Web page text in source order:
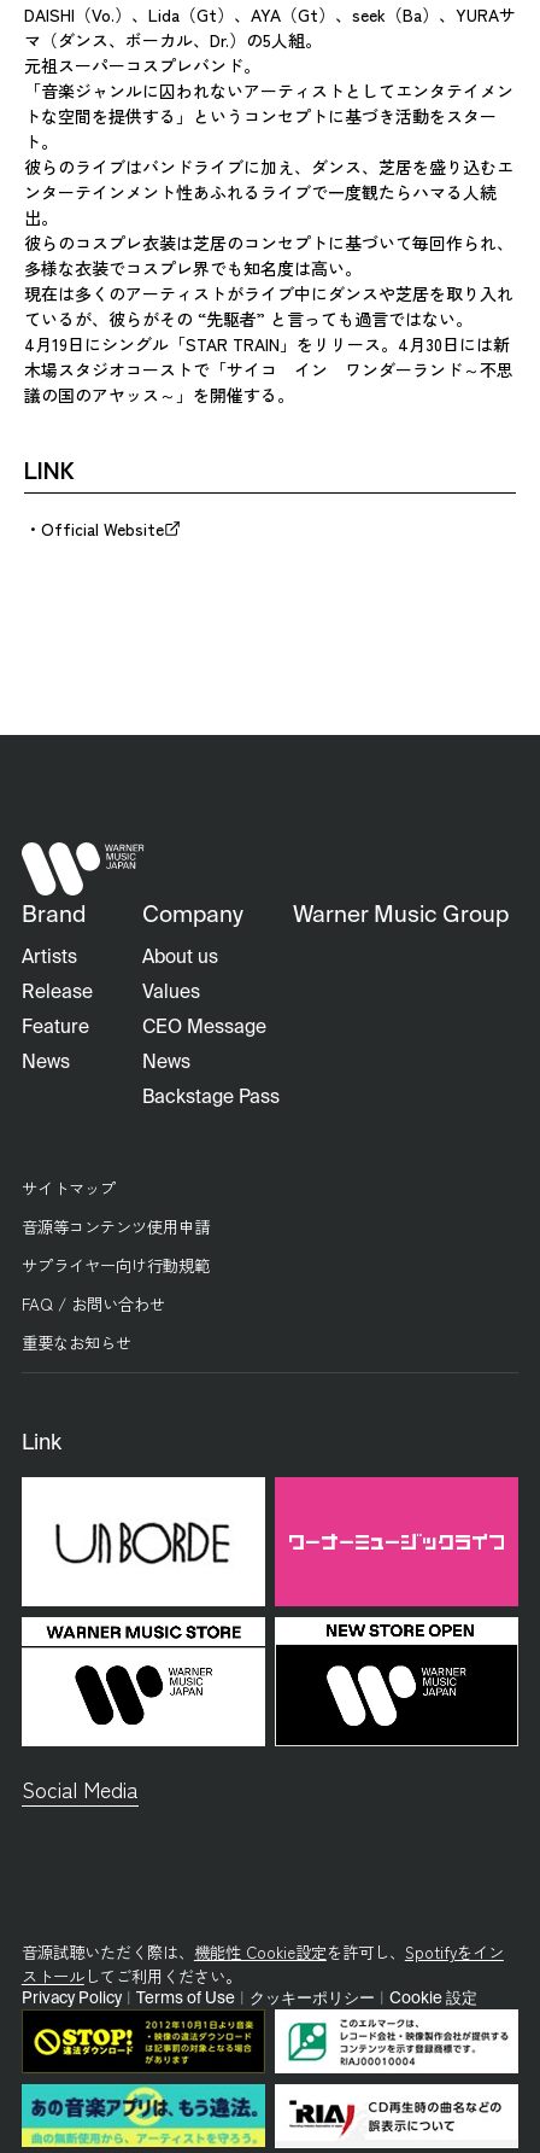
DAISHI（Vo.）、Lida（Gt）、AYA（Gt）、seek（Ba）、YURAサ
マ（ダンス、ボーカル、Dr.）の5人組。
元祖スーパーコスプレバンド。
「音楽ジャンルに囚われないアーティストとしてエンタテイメン
トな空間を提供する」というコンセプトに基づき活動をスター
ト。
彼らのライブはバンドライブに加え、ダンス、芝居を盛り込むエ
ンターテインメント性あふれるライブで一度観たらハマる人続
出。
彼らのコスプレ衣装は芝居のコンセプトに基づいて毎回作られ、
多様な衣装でコスプレ界でも知名度は高い。
現在は多くのアーティストがライブ中にダンスや芝居を取り入れ
ているが、彼らがその “先駆者” と言っても過言ではない。
4月19日にシングル「STAR TRAIN」をリリース。4月30日には新
木場スタジオコーストで「サイコ イン ワンダーランド～不思
議の国のアヤッス～」を開催する。
LINK
Official Website
Brand
Artists
Release
Feature
News
Company
About us
Values
CEO Message
News
Backstage Pass
Warner Music Group
サイトマップ
音源等コンテンツ使用申請
サプライヤー向け行動規範
FAQ / お問い合わせ
重要なお知らせ
Link
Social Media
音源試聴いただく際は、 機能性 Cookie設定を許可し、 Spotifyをイン
ストールしてご利用ください。
Privacy Policy Terms of Use クッキーポリシー Cookie 設定